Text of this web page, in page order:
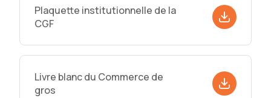
Plaquette institutionnelle de la
CGF
Livre blanc du Commerce de
gros